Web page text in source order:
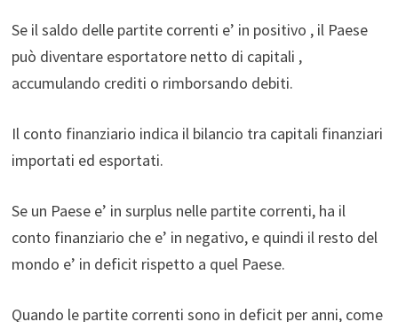
Se il saldo delle partite correnti e’ in positivo , il Paese
può diventare esportatore netto di capitali ,
accumulando crediti o rimborsando debiti.
Il conto finanziario indica il bilancio tra capitali finanziari
importati ed esportati.
Se un Paese e’ in surplus nelle partite correnti, ha il
conto finanziario che e’ in negativo, e quindi il resto del
mondo e’ in deficit rispetto a quel Paese.
Quando le partite correnti sono in deficit per anni, come